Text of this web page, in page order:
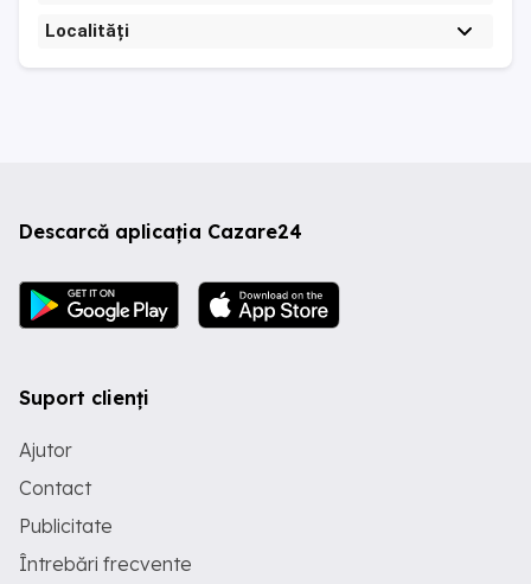
Localități
Descarcă aplicația Cazare24
Suport clienți
Ajutor
Contact
Publicitate
Întrebări frecvente